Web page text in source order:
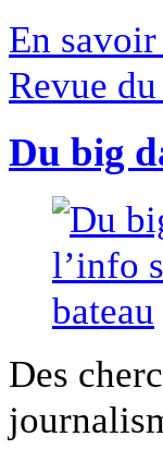
En
Revue
Du big
Des